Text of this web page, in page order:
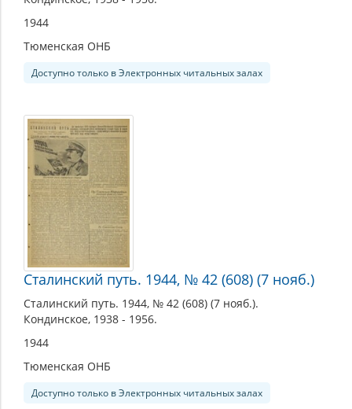
1944
Тюменская ОНБ
Доступно только в Электронных читальных залах
Сталинский путь. 1944, № 42 (608) (7 нояб.)
Сталинский путь. 1944, № 42 (608) (7 нояб.).
Кондинское, 1938 - 1956.
1944
Тюменская ОНБ
Доступно только в Электронных читальных залах